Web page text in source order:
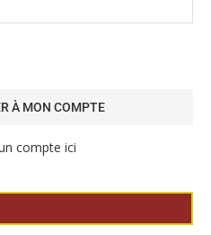
compte ici